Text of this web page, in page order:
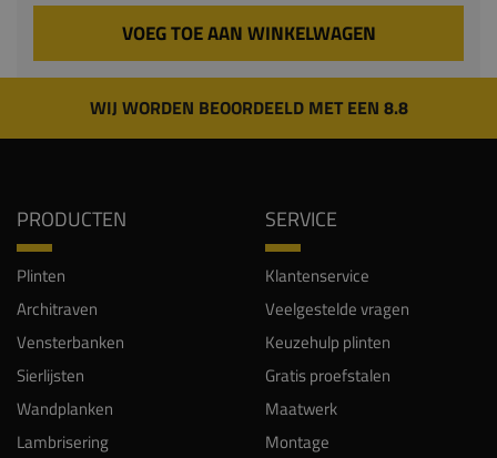
VOEG TOE AAN WINKELWAGEN
WIJ WORDEN BEOORDEELD MET EEN 8.8
PRODUCTEN
Plinten
Architraven
Vensterbanken
Sierlijsten
Wandplanken
Lambrisering
SERVICE
Klantenservice
Veelgestelde vragen
Keuzehulp plinten
Gratis proefstalen
Maatwerk
Montage